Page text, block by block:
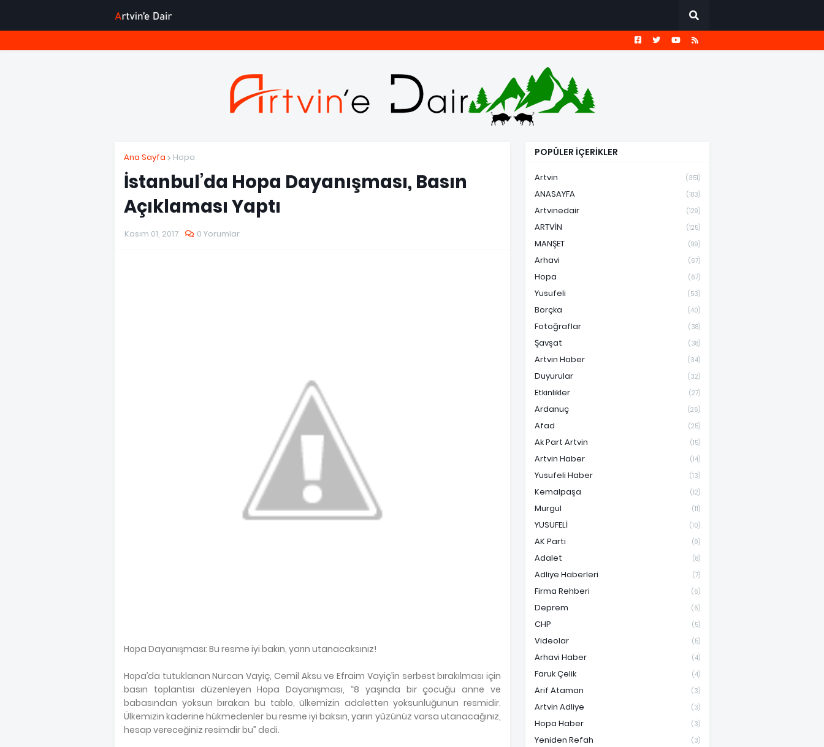
Ana Sayfa Hopa
İstanbul’da Hopa Dayanışması, Basın
Açıklaması Yaptı
Kasım 01, 2017 0 Yorumlar
Hopa Dayanışması: Bu resme iyi bakın, yarın utanacaksınız!
Hopa’da tutuklanan Nurcan Vayiç, Cemil Aksu ve Efraim Vayiç’in serbest bırakılması için
basın toplantısı düzenleyen Hopa Dayanışması, “8 yaşında bir çocuğu anne ve
babasından yoksun bırakan bu tablo, ülkemizin adaletten yoksunluğunun resmidir.
Ülkemizin kaderine hükmedenler bu resme iyi baksın, yarın yüzünüz varsa utanacağınız,
hesap vereceğiniz resimdir bu” dedi.
POPÜLER İÇERİKLER
Artvin (351)
ANASAYFA (183)
Artvinedair (129)
ARTVİN (125)
MANŞET (99)
Arhavi (67)
Hopa (67)
Yusufeli (53)
Borçka (40)
Fotoğraflar (38)
Şavşat (38)
Artvin Haber (34)
Duyurular (32)
Etkinlikler (27)
Ardanuç (26)
Afad (25)
Ak Part Artvin (15)
Artvin Haber (14)
Yusufeli Haber (13)
Kemalpaşa (12)
Murgul (11)
YUSUFELİ (10)
AK Parti (9)
Adalet (8)
Adliye Haberleri (7)
Firma Rehberi (6)
Deprem (6)
CHP (5)
Videolar (5)
Arhavi Haber (4)
Faruk Çelik (4)
Arif Ataman (3)
Artvin Adliye (3)
Hopa Haber (3)
Yeniden Refah (3)